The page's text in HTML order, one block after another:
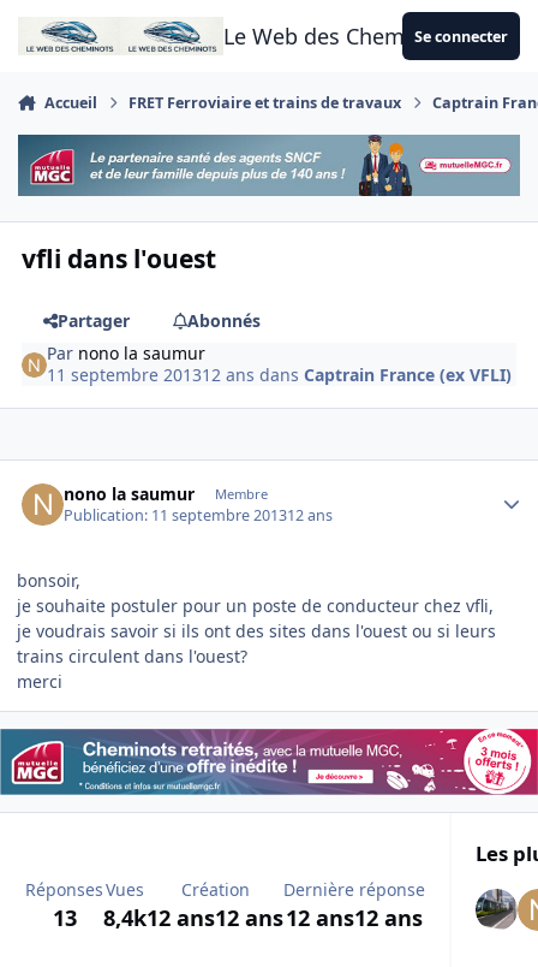
Aller au contenu
Le Web des CheminotsSe connecter
Accueil FRET Ferroviaire et trains de travaux Captrain
vfli dans l'ouest
Partager
Abonnés
Par nono la saumur
11 septembre 201312 ans dansCaptrain France (ex VFLI)
nono la saumur Membre
Publication: 11 septembre 201312 ans
bonsoir,
je souhaite postuler pour un poste de conducteur chez vfli,
je voudrais savoir si ils ont des sites dans l'ouest ou si leurs
trains circulent dans l'ouest?
merci
Réponses
13
Vues
8,4k
Création
12 ans12 ans
Dernière réponse
12 ans12 ans
Les